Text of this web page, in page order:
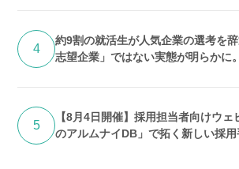
4
約9割の就活生が人気企業の選考を
志望企業」ではない実態が明らかに。
5
【8月4日開催】採用担当者向けウ
のアルムナイDB」で拓く新しい採